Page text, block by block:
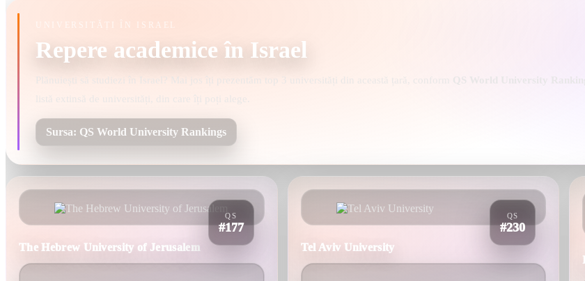
UNIVERSITĂȚI ÎN ISRAEL
Repere academice în Israel
Plănuiești să studiezi în Israel? Mai jos îți prezentăm top 3 universități din această țară, conform
Sursa: QS World University Rankings
QS
#177
The Hebrew University of Jerusalem
QS
#230
Tel Aviv University